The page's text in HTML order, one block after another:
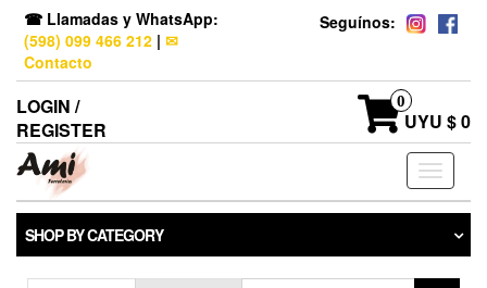
☎ Llamadas y WhatsApp:
(598) 099 466 212 | ✉
Contacto
Seguínos:
LOGIN /
REGISTER
0
UYU $ 0
Toggle
SHOP BY CATEGORY